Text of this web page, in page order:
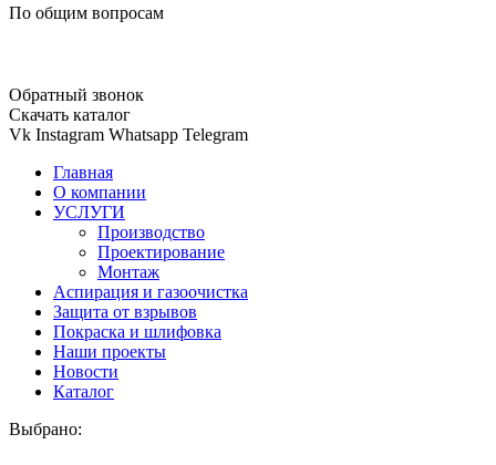
По общим вопросам
Обратный звонок
Скачать каталог
Vk Instagram Whatsapp Telegram
Главная
О компании
УСЛУГИ
Производство
Проектирование
Монтаж
Аспирация и газоочистка
Защита от взрывов
Покраска и шлифовка
Наши проекты
Новости
Каталог
Выбрано: